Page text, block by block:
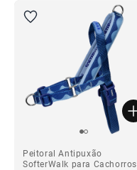
Peitoral Antipuxão
SofterWalk para Cachorros